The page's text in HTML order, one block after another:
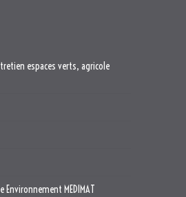
espaces verts, agricole
Environnement MEDIMAT